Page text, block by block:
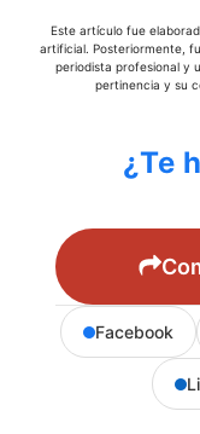
Este artículo fue
artificial. Posteriormente,
periodista profesional y
pertinencia y su
¿Te
Facebook